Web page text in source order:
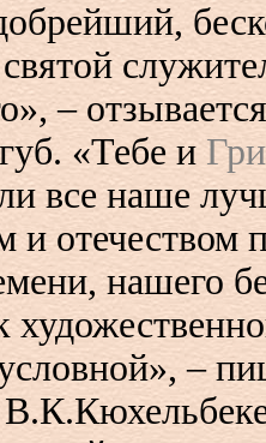
–
«Тебе и
все наше
и отечеством
нашего
–